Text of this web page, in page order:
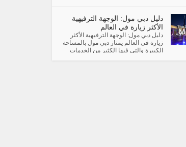
دليل دبي مول: الوجهة الترفيهية
الأكثر زيارة في العالم
دليل دبي مول: الوجهة الترفيهية الأكثر
زيارة فى العالم يمتاز دبي مول بالمساحة
الكبيرة والتى فيها الكثير من الخدمات